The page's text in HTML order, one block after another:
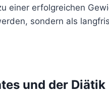
einer erfolgreichen
sondern als
und der Diätik